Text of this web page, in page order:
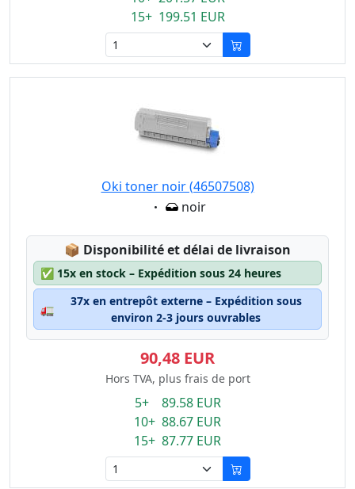
15+ 199.51 EUR
Oki toner noir (46507508)
Eigenschaft:
noir
📦 Lagerstatus:
Disponibilité et délai de livraison
✅ 15x en stock – Expédition sous 24 heures
🚛
37x en entrepôt externe – Expédition sous
environ 2-3 jours ouvrables
90,48 EUR
Hors TVA, plus frais de port
5+ 89.58 EUR
10+ 88.67 EUR
15+ 87.77 EUR